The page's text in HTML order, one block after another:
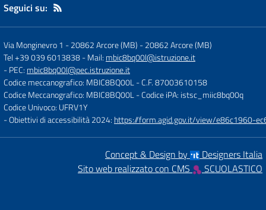
Seguici su:
Via Monginevro 1 - 20862 Arcore (MB) -20862 Arcore (MB)
Tel +39 039 6013838- Mail: mbic8bq00l@istruzione.it
- PEC: mbic8bq00l@pec.istruzione.it
Codice meccanografico: MBIC8BQ00L- C.F. 87003610158
Codice Meccanografico: MBIC8BQ00L- Codice iPA: istsc_miic8bq00q
Codice Univoco: UFRV1Y
- Obiettivi di accessibilità 2024: https://form.agid.gov.it/view/e86c1960-
Concept & Design by
Designers Italia
Sito web realizzato con CMS
SCUOLASTICO